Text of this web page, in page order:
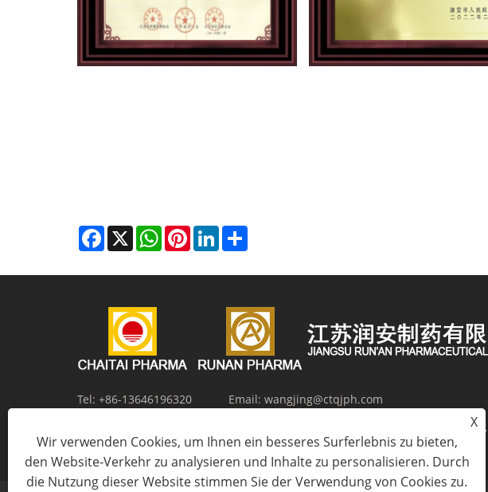
Facebook
X WhatsAppPinterestLinkedIn
Tel: +86-13646196320 Email: wangjing@ctqjph.com
Nr. 12, Zhangma Road, Salt Chemical New Materials Industrial Park,
Huaian, Provinz Jiangsu, China
X
Wir verwenden Cookies, um Ihnen ein besseres Surferlebnis zu bieten,
den Website-Verkehr zu analysieren und Inhalte zu personalisieren. Durch
die Nutzung dieser Website stimmen Sie der Verwendung von Cookies zu.